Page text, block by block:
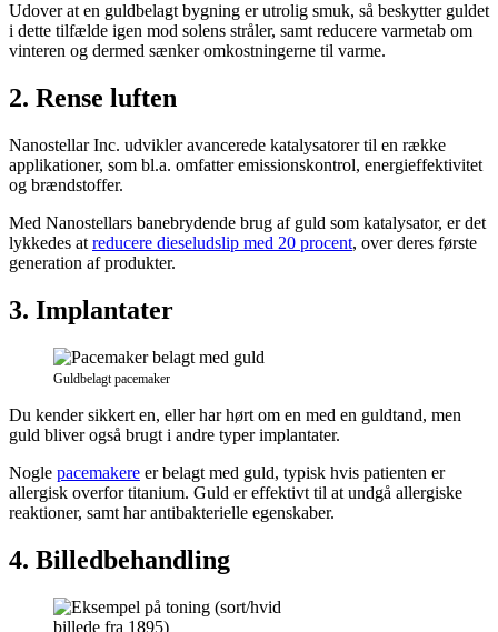
Udover at en guldbelagt bygning er utrolig smuk, så beskytter guldet
i dette tilfælde igen mod solens stråler, samt reducere varmetab om
vinteren og dermed sænker omkostningerne til varme.
2. Rense luften
Nanostellar Inc. udvikler avancerede katalysatorer til en række
applikationer, som bl.a. omfatter emissionskontrol, energieffektivitet
og brændstoffer.
Med Nanostellars banebrydende brug af guld som katalysator, er det
lykkedes at reducere dieseludslip med 20 procent, over deres første
generation af produkter.
3. Implantater
Guldbelagt pacemaker
Du kender sikkert en, eller har hørt om en med en guldtand, men
guld bliver også brugt i andre typer implantater.
Nogle pacemakere er belagt med guld, typisk hvis patienten er
allergisk overfor titanium. Guld er effektivt til at undgå allergiske
reaktioner, samt har antibakterielle egenskaber.
4. Billedbehandling